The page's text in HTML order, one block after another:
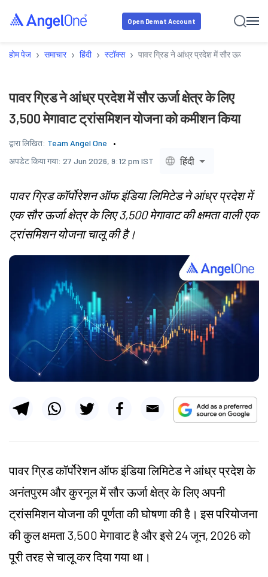
Open Demat Account
होम पेज › समाचार › हिंदी › स्टॉक्स › पावर ग्रिड ने आंध्र प्रदेश में सौर ऊर्जा
पावर ग्रिड ने आंध्र प्रदेश में सौर ऊर्जा क्षेत्र के लिए
3,500 मेगावाट ट्रांसमिशन योजना को कमीशन किया
द्वारा लिखित: Team Angel One
अपडेट किया गया: 27 Jun 2026, 9:12 pm IST हिंदी
पावर ग्रिड कॉर्पोरेशन ऑफ इंडिया लिमिटेड ने आंध्र प्रदेश में
एक सौर ऊर्जा क्षेत्र के लिए 3,500 मेगावाट की क्षमता वाली एक
ट्रांसमिशन योजना चालू की है।
पावर ग्रिड कॉर्पोरेशन ऑफ इंडिया लिमिटेड ने आंध्र प्रदेश के
अनंतपुरम और कुरनूल में सौर ऊर्जा क्षेत्र के लिए अपनी
ट्रांसमिशन योजना की पूर्णता की घोषणा की है। इस परियोजना
की कुल क्षमता 3,500 मेगावाट है और इसे 24 जून, 2026 को
पूरी तरह से चालू कर दिया गया था।